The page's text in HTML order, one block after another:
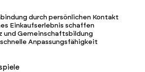
durch persönlichen Kontakt
Einkaufserlebnis schaffen
und Gemeinschaftsbildung
Anpassungsfähigkeit